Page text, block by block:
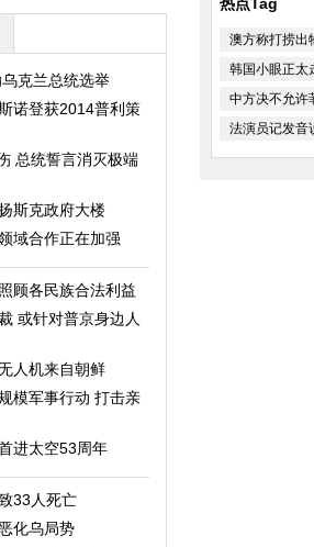
克兰总统选举
诺登获2014普利策
总统誓言消灭极端
斯克政府大楼
域合作正在加强
顾各民族合法利益
或针对普京身边人
人机来自朝鲜
模军事行动 打击亲
进太空53周年
33人死亡
化乌局势
澳方称打捞出
韩国小眼正太
中方决不允许
法演员记发音